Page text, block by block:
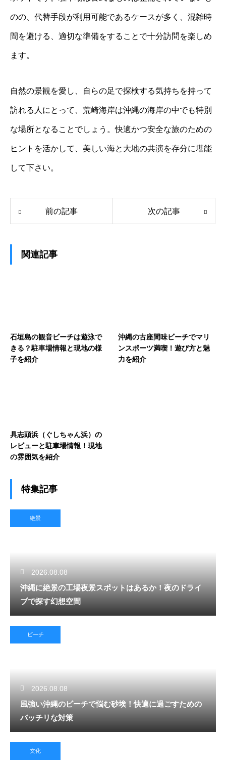
のの、代替手段が利用可能であるケースが多く、混雑時
間を避ける、適切な準備をすることで十分訪問を楽しめ
ます。
自然の景観を愛し、自らの足で探検する気持ちを持って
訪れる人にとって、荒崎海岸は沖縄の海岸の中でも特別
な場所となることでしょう。快適かつ安全な旅のための
ヒントを活かして、美しい海と大地の共演を存分に堪能
して下さい。
前の記事 次の記事
関連記事
石垣島の観音ビーチは遊泳で
きる？駐車場情報と現地の様
子を紹介
沖縄の古座間味ビーチでマリ
ンスポーツ満喫！遊び方と魅
力を紹介
具志頭浜（ぐしちゃん浜）の
レビューと駐車場情報！現地
の雰囲気を紹介
特集記事
絶景
2026.08.08
沖縄に絶景の工場夜景スポットはあるか！夜のドライ
ブで探す幻想空間
ビーチ
2026.08.08
風強い沖縄のビーチで悩む砂埃！快適に過ごすための
バッチリな対策
文化